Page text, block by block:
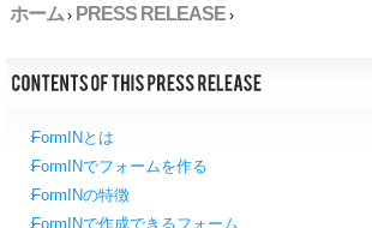
ホーム› PRESS RELEASE ›
FormINとは
FormINでフォームを作る
FormINの特徴
FormINで作成できるフォーム